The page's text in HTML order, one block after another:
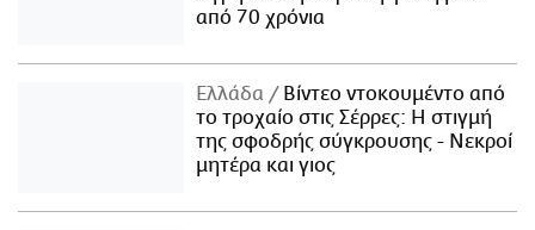
από 70 χρόνια
Ελλάδα
Βίντεο ντοκουμέντο από
το τροχαίο στις Σέρρες: Η στιγμή
της σφοδρής σύγκρουσης - Νεκροί
μητέρα και γιος